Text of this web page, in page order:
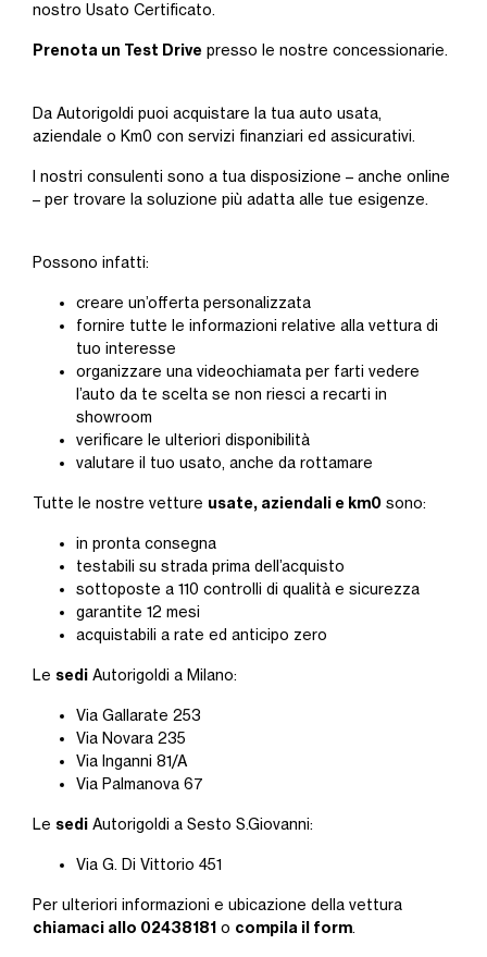
nostro Usato Certificato.
Prenota un Test Drive presso le nostre concessionarie.
Da Autorigoldi puoi acquistare la tua auto usata,
aziendale o Km0 con servizi finanziari ed assicurativi.
I nostri consulenti sono a tua disposizione – anche online
– per trovare la soluzione più adatta alle tue esigenze.
Possono infatti:
creare un’offerta personalizzata
fornire tutte le informazioni relative alla vettura di
tuo interesse
organizzare una videochiamata per farti vedere
l’auto da te scelta se non riesci a recarti in
showroom
verificare le ulteriori disponibilità
valutare il tuo usato, anche da rottamare
Tutte le nostre vetture usate, aziendali e km0 sono:
in pronta consegna
testabili su strada prima dell’acquisto
sottoposte a 110 controlli di qualità e sicurezza
garantite 12 mesi
acquistabili a rate ed anticipo zero
Le sedi Autorigoldi a Milano:
Via Gallarate 253
Via Novara 235
Via Inganni 81/A
Via Palmanova 67
Le sedi Autorigoldi a Sesto S.Giovanni:
Via G. Di Vittorio 451
Per ulteriori informazioni e ubicazione della vettura
chiamaci allo 02438181 o compila il form.